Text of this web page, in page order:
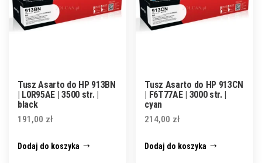
Tusz Asarto do HP 913BN
| L0R95AE | 3500 str. |
black
191,00 zł
Dodaj do koszyka
Tusz Asarto do HP 913CN
| F6T77AE | 3000 str. |
cyan
214,00 zł
Dodaj do koszyka